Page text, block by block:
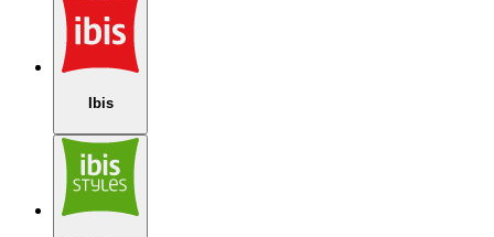
Ibis